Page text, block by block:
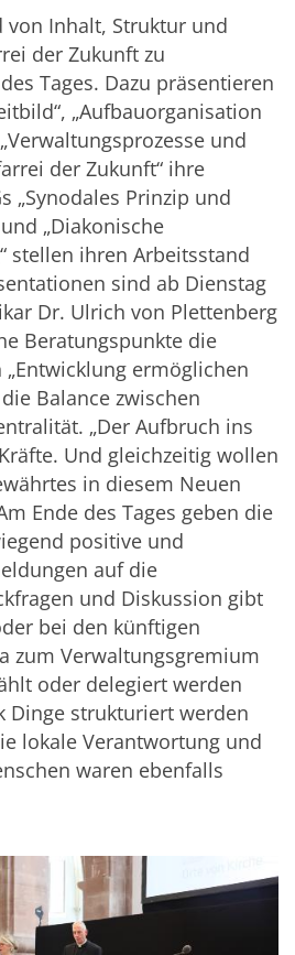
von Inhalt, Struktur und
der Zukunft zu
Tages. Dazu präsentieren
„Aufbauorganisation
und
der Zukunft“ ihre
„Synodales Prinzip und
„Diakonische
stellen ihren Arbeitsstand
sind ab Dienstag
Dr. Ulrich von Plettenberg
Beratungspunkte die
„Entwicklung ermöglichen
Balance zwischen
„Der Aufbruch ins
Und gleichzeitig wollen
in diesem Neuen
Ende des Tages geben die
positive und
auf die
und Diskussion gibt
bei den künftigen
zum Verwaltungsgremium
oder delegiert werden
Dinge strukturiert werden
lokale Verantwortung und
waren ebenfalls